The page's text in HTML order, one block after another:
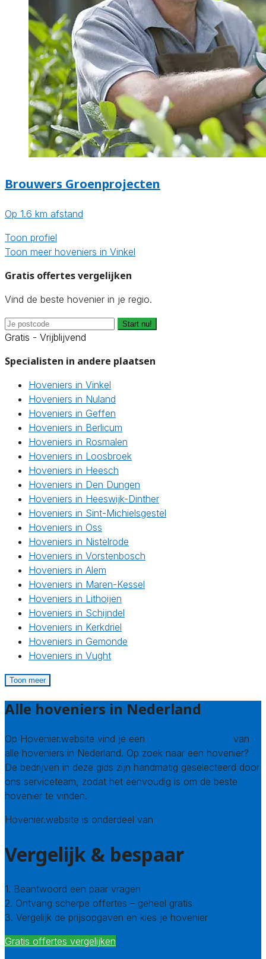
Brouwers Groenprojecten
Op 1.6 km afstand
Toon profiel
Toon meer hoveniers in Vinkel
Gratis offertes vergelijken
Vind de beste hovenier in je regio.
Start nu!
Gratis - Vrijblijvend
Specialisten in andere plaatsen
Hoveniers in Vinkel
Hoveniers in Nuland
Hoveniers in Geffen
Hoveniers in Berlicum
Hoveniers in Rosmalen
Hoveniers in Loosbroek
Hoveniers in Heesch
Hoveniers in Den Dungen
Hoveniers in Heeswijk-Dinther
Hoveniers in Sint-Michielsgestel
Hoveniers in Oss
Hoveniers in Nistelrode
Hoveniers in Vorstenbosch
Hoveniers in Alem
Hoveniers in Maren-Kessel
Hoveniers in Lithoijen
Hoveniers in Schijndel
Hoveniers in Kerkdriel
Hoveniers in Gemonde
Hoveniers in Vught
Toon meer
Alle hoveniers in Nederland
Op Hovenier.website vind je een
van
alle hoveniers in Nederland. Op zoek naar een hovenier?
De bedrijven in deze gids zijn handmatig geselecteerd door
ons serviceteam, zodat het eenvoudig is om de beste
hovenier te vinden.
Hovenier.website is onderdeel van
Vergelijk & bespaar
1. Beantwoord een paar vragen
2. Ontvang scherpe offertes – geheel gratis
3. Vergelijk de prijsopgaven en kies je hovenier
Gratis offertes vergelijken